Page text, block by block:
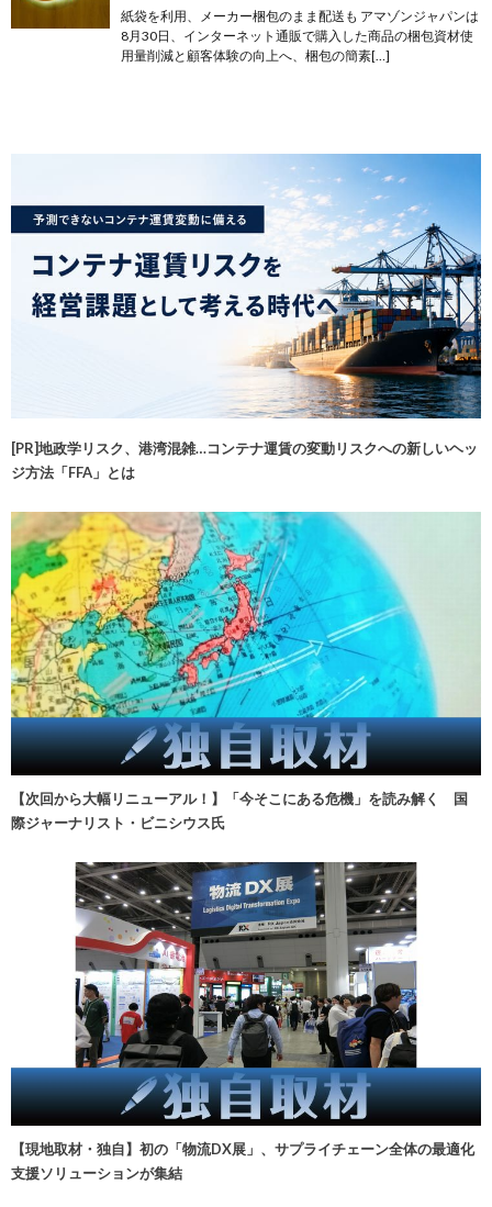
紙袋を利用、メーカー梱包のまま配送も アマゾンジャパンは
8月30日、インターネット通販で購入した商品の梱包資材使
用量削減と顧客体験の向上へ、梱包の簡素[…]
[PR]地政学リスク、港湾混雑…コンテナ運賃の変動リスクへの新しいヘッ
ジ方法「FFA」とは
【次回から大幅リニューアル！】「今そこにある危機」を読み解く 国
際ジャーナリスト・ビニシウス氏
【現地取材・独自】初の「物流DX展」、サプライチェーン全体の最適化
支援ソリューションが集結